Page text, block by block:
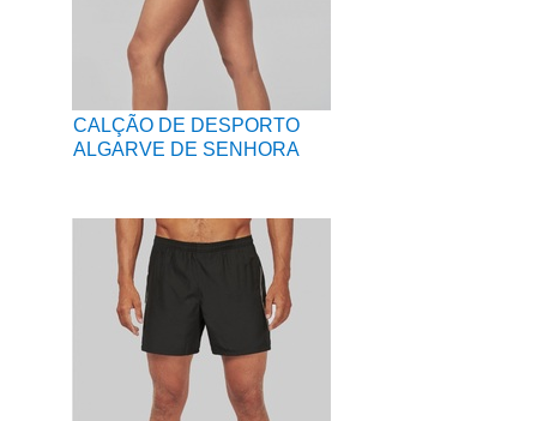
CALÇÃO DE DESPORTO
ALGARVE DE SENHORA